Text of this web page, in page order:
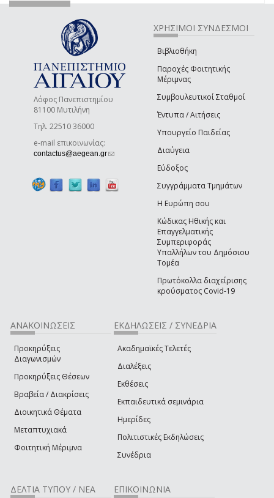
Λόφος Πανεπιστημίου
81100 Μυτιλήνη
Τηλ. 22510 36000
e-mail επικοινωνίας:
contactus@aegean.gr(link sends e-mail)
ΧΡΗΣΙΜΟΙ ΣΥΝΔΕΣΜΟΙ
Βιβλιοθήκη
Παροχές Φοιτητικής
Μέριμνας
Συμβουλευτικοί Σταθμοί
Έντυπα / Αιτήσεις
Υπουργείο Παιδείας
Διαύγεια
Εύδοξος
Συγγράμματα Τμημάτων
Η Ευρώπη σου
Κώδικας Ηθικής και
Επαγγελματικής
Συμπεριφοράς
Υπαλλήλων του Δημόσιου
Τομέα
Πρωτόκολλα διαχείρισης
κρούσματος Covid-19
ΑΝΑΚΟΙΝΩΣΕΙΣ
Προκηρύξεις
Διαγωνισμών
Προκηρύξεις Θέσεων
Βραβεία / Διακρίσεις
Διοικητικά Θέματα
Μεταπτυχιακά
Φοιτητική Μέριμνα
ΕΚΔΗΛΩΣΕΙΣ / ΣΥΝΕΔΡΙΑ
Ακαδημαϊκές Τελετές
Διαλέξεις
Εκθέσεις
Εκπαιδευτικά σεμινάρια
Ημερίδες
Πολιτιστικές Εκδηλώσεις
Συνέδρια
ΔΕΛΤΙΑ ΤΥΠΟΥ / ΝΕΑ ΕΠΙΚΟΙΝΩΝΙΑ